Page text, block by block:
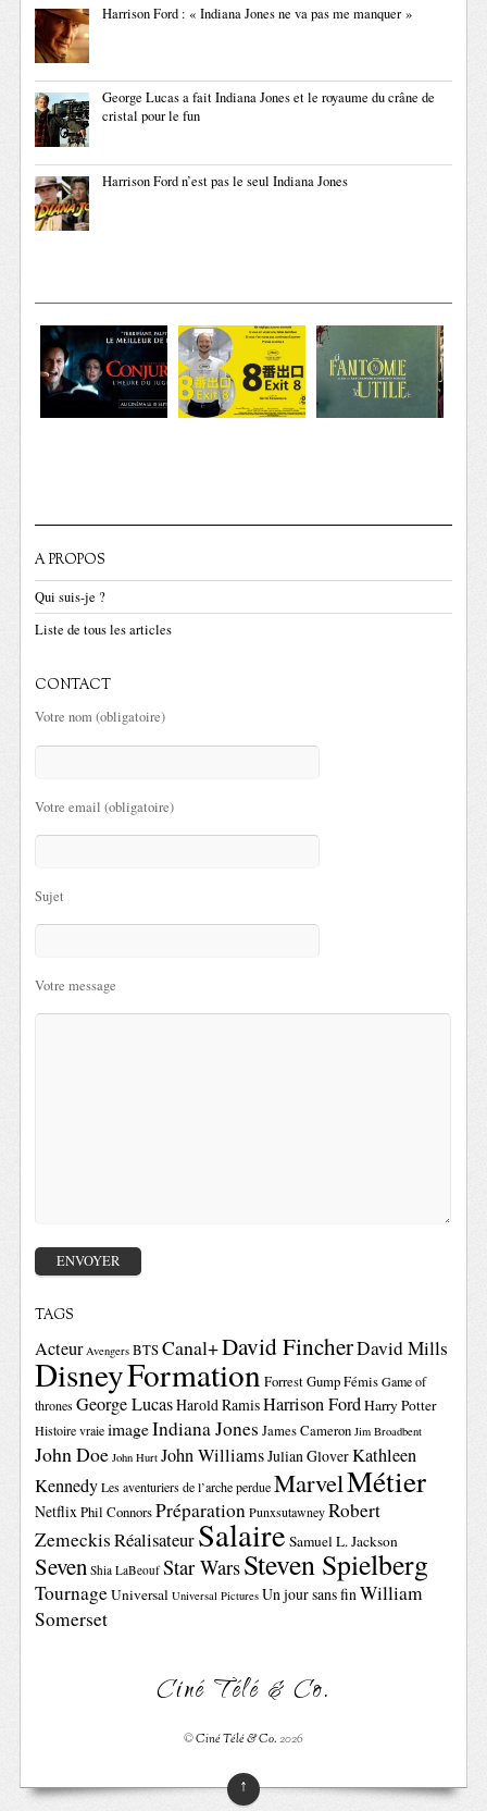
Harrison Ford : « Indiana Jones ne va pas me manquer »
George Lucas a fait Indiana Jones et le royaume du crâne de
cristal pour le fun
Harrison Ford n’est pas le seul Indiana Jones
A PROPOS
Qui suis-je ?
Liste de tous les articles
CONTACT
Votre nom (obligatoire)
Votre email (obligatoire)
Sujet
Votre message
TAGS
Acteur Avengers BTSCanal+David FincherDavid Mills
DisneyFormationForrest GumpFémis Game of
thrones George LucasHarold RamisHarrison FordHarry Potter
Histoire vraie imageIndiana Jones James Cameron Jim Broadbent
John Doe John Hurt John WilliamsJulian GloverKathleen
Kennedy Les aventuriers de l’arche perdue MarvelMétier
NetflixPhil ConnorsPréparation Punxsutawney Robert
ZemeckisRéalisateurSalaire Samuel L. Jackson
Seven Shia LaBeouf Star WarsSteven Spielberg
TournageUniversal Universal Pictures Un jour sans finWilliam
Somerset
Ciné Télé & Co.
©Ciné Télé & Co.2026
↑